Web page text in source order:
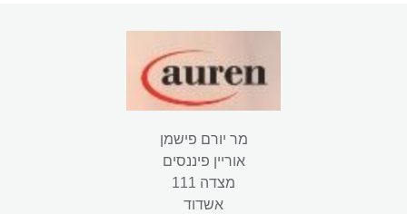
מר יורם פישמן
אוריין פיננסים
מצדה 111
אשדוד